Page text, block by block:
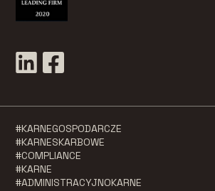
#KARNEGOSPODARCZE
#KARNESKARBOWE
#COMPLIANCE
#KARNE
#ADMINISTRACYJNOKARNE